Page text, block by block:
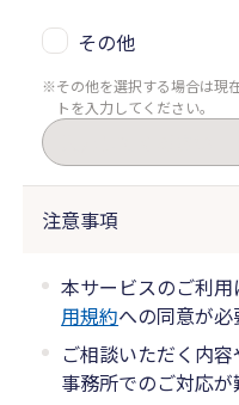
その他
その他を選択する場合は現
トを入力してください。
注意事項
本サービスのご利
用規約への同意が必
ご相談いただく内
事務所でのご対応が